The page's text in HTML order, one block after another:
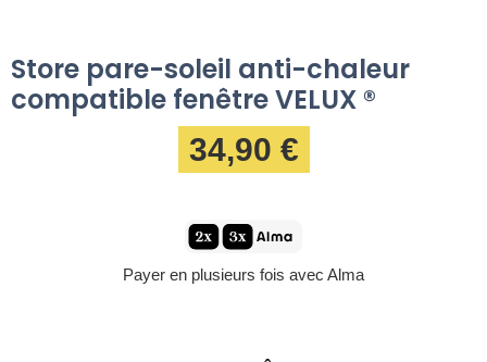
Store pare-soleil anti-chaleur
compatible fenêtre VELUX ®
34,90 €
Payer en plusieurs fois avec Alma